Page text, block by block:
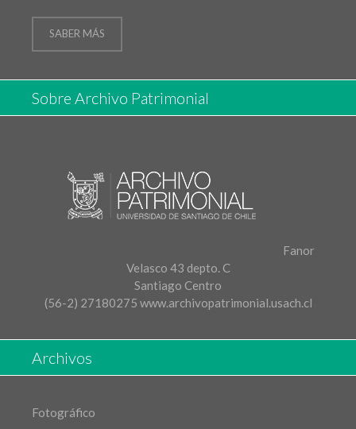
SABER MÁS
Sobre Archivo Patrimonial
Fanor
Velasco 43 depto. C
Santiago Centro
(56-2) 27180275 www.archivopatrimonial.usach.cl
Archivos
Fotográfico